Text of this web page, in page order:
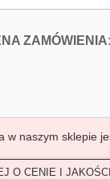
ZAMÓWIENIA:
w naszym sklepie
O CENIE I JAKOŚCI